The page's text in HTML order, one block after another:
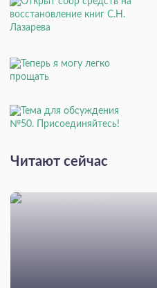
Читают сейчас